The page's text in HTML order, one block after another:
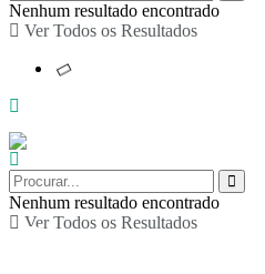
Nenhum resultado encontrado
Ver Todos os Resultados
Nenhum resultado encontrado
Ver Todos os Resultados
Concerto